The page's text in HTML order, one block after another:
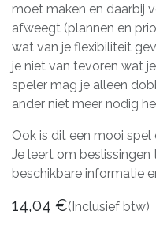
moet maken en daarbij
afweegt (plannen en
wat van je flexibiliteit
je niet van tevoren wat
speler mag je alleen
ander niet meer nodig
Ook is dit een mooi
Je leert om
beschikbare informatie
14,04 €(Inclusief btw)